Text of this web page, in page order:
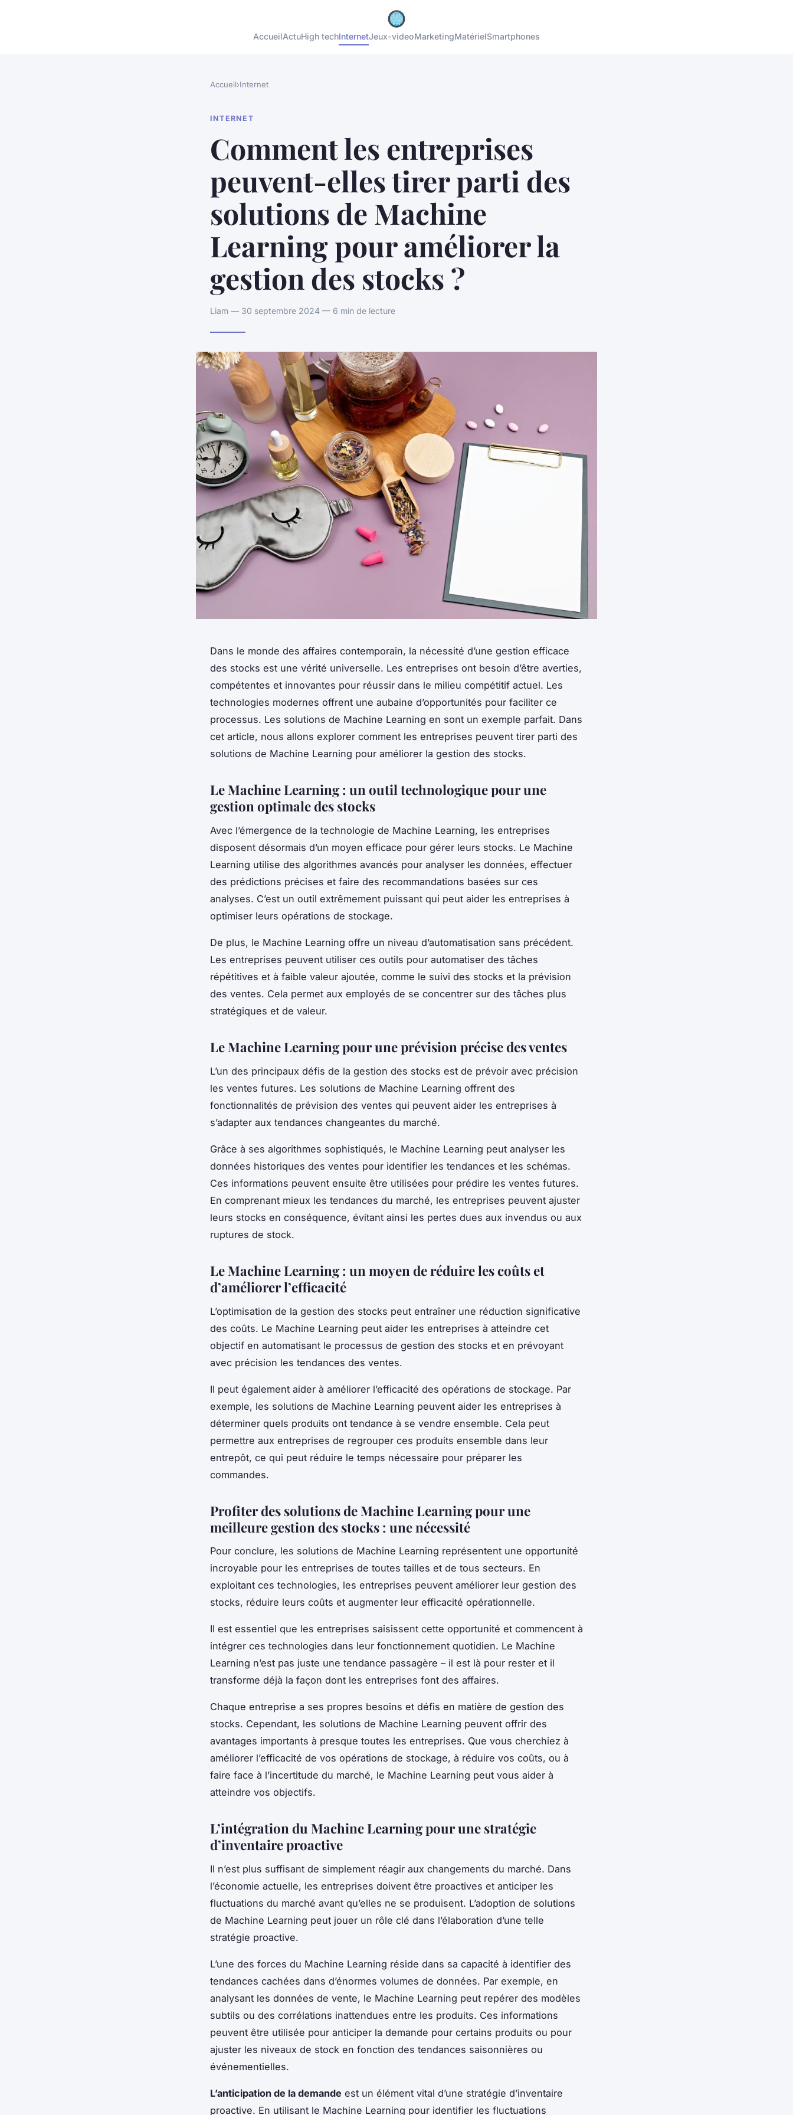
AccueilActuHigh techInternetJeux-videoMarketingMatérielSmartphones
Accueil›Internet
INTERNET
Comment les entreprises
peuvent-elles tirer parti des
solutions de Machine
Learning pour améliorer la
gestion des stocks ?
Liam — 30 septembre 2024 — 6 min de lecture
Dans le monde des affaires contemporain, la nécessité d’une gestion efficace
des stocks est une vérité universelle. Les entreprises ont besoin d’être averties,
compétentes et innovantes pour réussir dans le milieu compétitif actuel. Les
technologies modernes offrent une aubaine d’opportunités pour faciliter ce
processus. Les solutions de Machine Learning en sont un exemple parfait. Dans
cet article, nous allons explorer comment les entreprises peuvent tirer parti des
solutions de Machine Learning pour améliorer la gestion des stocks.
Le Machine Learning : un outil technologique pour une
gestion optimale des stocks
Avec l’émergence de la technologie de Machine Learning, les entreprises
disposent désormais d’un moyen efficace pour gérer leurs stocks. Le Machine
Learning utilise des algorithmes avancés pour analyser les données, effectuer
des prédictions précises et faire des recommandations basées sur ces
analyses. C’est un outil extrêmement puissant qui peut aider les entreprises à
optimiser leurs opérations de stockage.
De plus, le Machine Learning offre un niveau d’automatisation sans précédent.
Les entreprises peuvent utiliser ces outils pour automatiser des tâches
répétitives et à faible valeur ajoutée, comme le suivi des stocks et la prévision
des ventes. Cela permet aux employés de se concentrer sur des tâches plus
stratégiques et de valeur.
Le Machine Learning pour une prévision précise des ventes
L’un des principaux défis de la gestion des stocks est de prévoir avec précision
les ventes futures. Les solutions de Machine Learning offrent des
fonctionnalités de prévision des ventes qui peuvent aider les entreprises à
s’adapter aux tendances changeantes du marché.
Grâce à ses algorithmes sophistiqués, le Machine Learning peut analyser les
données historiques des ventes pour identifier les tendances et les schémas.
Ces informations peuvent ensuite être utilisées pour prédire les ventes futures.
En comprenant mieux les tendances du marché, les entreprises peuvent ajuster
leurs stocks en conséquence, évitant ainsi les pertes dues aux invendus ou aux
ruptures de stock.
Le Machine Learning : un moyen de réduire les coûts et
d’améliorer l’efficacité
L’optimisation de la gestion des stocks peut entraîner une réduction significative
des coûts. Le Machine Learning peut aider les entreprises à atteindre cet
objectif en automatisant le processus de gestion des stocks et en prévoyant
avec précision les tendances des ventes.
Il peut également aider à améliorer l’efficacité des opérations de stockage. Par
exemple, les solutions de Machine Learning peuvent aider les entreprises à
déterminer quels produits ont tendance à se vendre ensemble. Cela peut
permettre aux entreprises de regrouper ces produits ensemble dans leur
entrepôt, ce qui peut réduire le temps nécessaire pour préparer les
commandes.
Profiter des solutions de Machine Learning pour une
meilleure gestion des stocks : une nécessité
Pour conclure, les solutions de Machine Learning représentent une opportunité
incroyable pour les entreprises de toutes tailles et de tous secteurs. En
exploitant ces technologies, les entreprises peuvent améliorer leur gestion des
stocks, réduire leurs coûts et augmenter leur efficacité opérationnelle.
Il est essentiel que les entreprises saisissent cette opportunité et commencent à
intégrer ces technologies dans leur fonctionnement quotidien. Le Machine
Learning n’est pas juste une tendance passagère – il est là pour rester et il
transforme déjà la façon dont les entreprises font des affaires.
Chaque entreprise a ses propres besoins et défis en matière de gestion des
stocks. Cependant, les solutions de Machine Learning peuvent offrir des
avantages importants à presque toutes les entreprises. Que vous cherchiez à
améliorer l’efficacité de vos opérations de stockage, à réduire vos coûts, ou à
faire face à l’incertitude du marché, le Machine Learning peut vous aider à
atteindre vos objectifs.
L’intégration du Machine Learning pour une stratégie
d’inventaire proactive
Il n’est plus suffisant de simplement réagir aux changements du marché. Dans
l’économie actuelle, les entreprises doivent être proactives et anticiper les
fluctuations du marché avant qu’elles ne se produisent. L’adoption de solutions
de Machine Learning peut jouer un rôle clé dans l’élaboration d’une telle
stratégie proactive.
L’une des forces du Machine Learning réside dans sa capacité à identifier des
tendances cachées dans d’énormes volumes de données. Par exemple, en
analysant les données de vente, le Machine Learning peut repérer des modèles
subtils ou des corrélations inattendues entre les produits. Ces informations
peuvent être utilisée pour anticiper la demande pour certains produits ou pour
ajuster les niveaux de stock en fonction des tendances saisonnières ou
événementielles.
L’anticipation de la demande est un élément vital d’une stratégie d’inventaire
proactive. En utilisant le Machine Learning pour identifier les fluctuations